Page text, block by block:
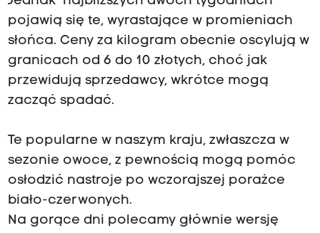
pojawią się te, wyrastające w promieniach
słońca. Ceny za kilogram obecnie oscylują w
granicach od 6 do 10 złotych, choć jak
przewidują sprzedawcy, wkrótce mogą
zacząć spadać.
Te popularne w naszym kraju, zwłaszcza w
sezonie owoce, z pewnością mogą pomóc
osłodzić nastroje po wczorajszej porażce
biało-czerwonych.
Na gorące dni polecamy głównie wersję